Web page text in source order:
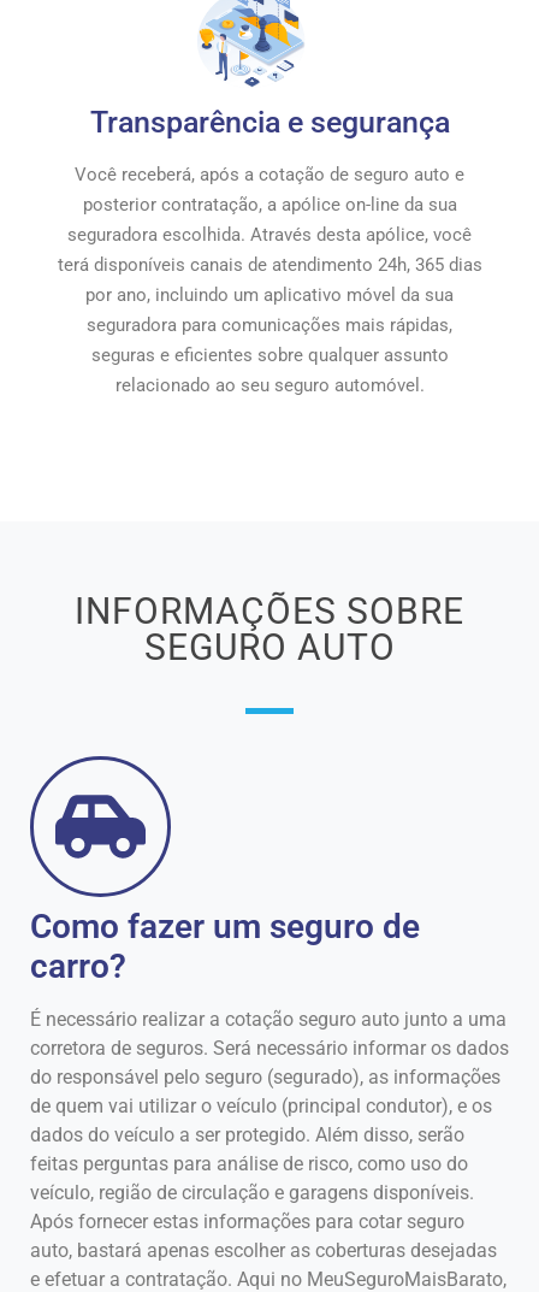
Transparência e segurança
Você receberá, após a cotação de seguro auto e
posterior contratação, a apólice on-line da sua
seguradora escolhida. Através desta apólice, você
terá disponíveis canais de atendimento 24h, 365 dias
por ano, incluindo um aplicativo móvel da sua
seguradora para comunicações mais rápidas,
seguras e eficientes sobre qualquer assunto
relacionado ao seu seguro automóvel.
INFORMAÇÕES SOBRE
SEGURO AUTO
Como fazer um seguro de
carro?
É necessário realizar a cotação seguro auto junto a uma
corretora de seguros. Será necessário informar os dados
do responsável pelo seguro (segurado), as informações
de quem vai utilizar o veículo (principal condutor), e os
dados do veículo a ser protegido. Além disso, serão
feitas perguntas para análise de risco, como uso do
veículo, região de circulação e garagens disponíveis.
Após fornecer estas informações para cotar seguro
auto, bastará apenas escolher as coberturas desejadas
e efetuar a contratação. Aqui no MeuSeguroMaisBarato,